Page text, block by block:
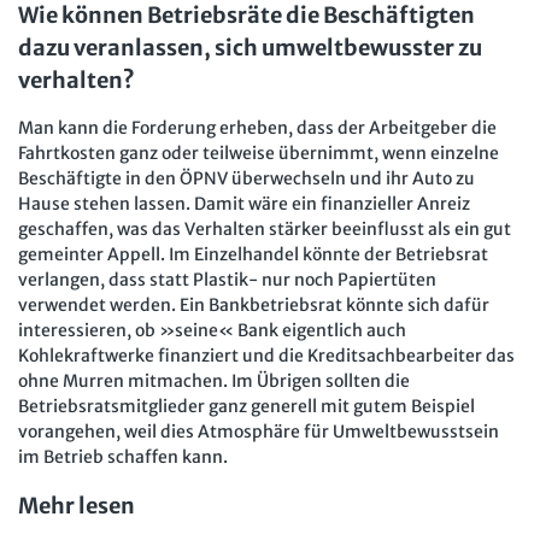
Wie können Betriebsräte die Beschäftigten
dazu veranlassen, sich umweltbewusster zu
verhalten?
Man kann die Forderung erheben, dass der Arbeitgeber die
Fahrtkosten ganz oder teilweise übernimmt, wenn einzelne
Beschäftigte in den ÖPNV überwechseln und ihr Auto zu
Hause stehen lassen. Damit wäre ein finanzieller Anreiz
geschaffen, was das Verhalten stärker beeinflusst als ein gut
gemeinter Appell. Im Einzelhandel könnte der Betriebsrat
verlangen, dass statt Plastik- nur noch Papiertüten
verwendet werden. Ein Bankbetriebsrat könnte sich dafür
interessieren, ob »seine« Bank eigentlich auch
Kohlekraftwerke finanziert und die Kreditsachbearbeiter das
ohne Murren mitmachen. Im Übrigen sollten die
Betriebsratsmitglieder ganz generell mit gutem Beispiel
vorangehen, weil dies Atmosphäre für Umweltbewusstsein
im Betrieb schaffen kann.
Mehr lesen